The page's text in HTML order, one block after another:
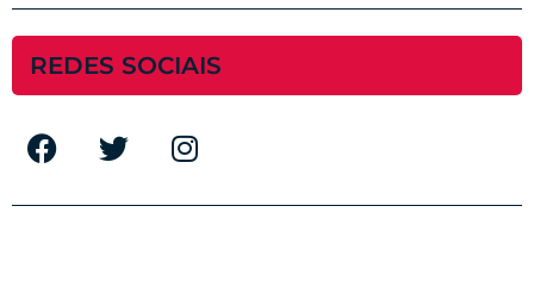
REDES SOCIAIS